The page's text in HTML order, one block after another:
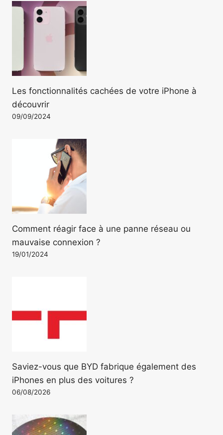
Les fonctionnalités cachées de votre iPhone à
découvrir
09/09/2024
Comment réagir face à une panne réseau ou
mauvaise connexion ?
19/01/2024
Saviez-vous que BYD fabrique également des
iPhones en plus des voitures ?
06/08/2026